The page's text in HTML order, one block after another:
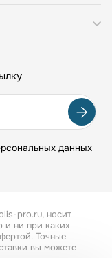
данных
pro.ru, носит
и ни при каких
Точные
вы можете